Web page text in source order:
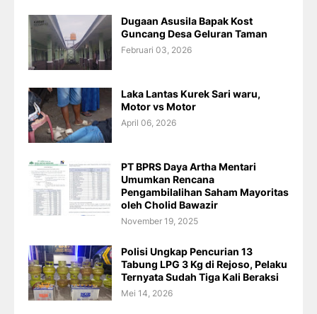
Dugaan Asusila Bapak Kost
Guncang Desa Geluran Taman
Februari 03, 2026
Laka Lantas Kurek Sari waru,
Motor vs Motor
April 06, 2026
PT BPRS Daya Artha Mentari
Umumkan Rencana
Pengambilalihan Saham Mayoritas
oleh Cholid Bawazir
November 19, 2025
Polisi Ungkap Pencurian 13
Tabung LPG 3 Kg di Rejoso, Pelaku
Ternyata Sudah Tiga Kali Beraksi
Mei 14, 2026